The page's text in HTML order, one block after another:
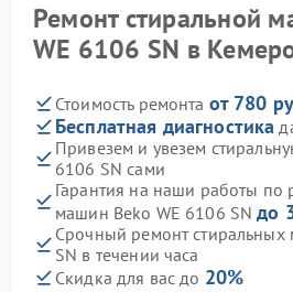
Ремонт стиральной
WE 6106 SN в
Стоимость ремонта от 780
Бесплатная диагностика
Привезем и увезем
6106 SN сами
Гарантия на наши работы по
машин Beko WE 6106 SNдо
Срочный ремонт
SN в течении часа
Скидка для вас до 20%